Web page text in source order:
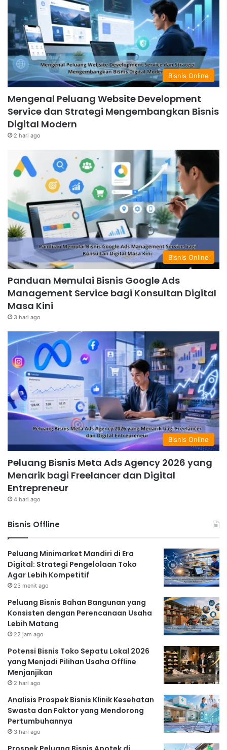
Bisnis Online
Mengenal Peluang Website Development
Service dan Strategi Mengembangkan Bisnis
Digital Modern
2 hari ago
Bisnis Online
Panduan Memulai Bisnis Google Ads
Management Service bagi Konsultan Digital
Masa Kini
3 hari ago
Bisnis Online
Peluang Bisnis Meta Ads Agency 2026 yang
Menarik bagi Freelancer dan Digital
Entrepreneur
4 hari ago
Bisnis Offline
Peluang Minimarket Mandiri di Era
Digital: Strategi Pengelolaan Toko
Agar Lebih Kompetitif
23 menit ago
Peluang Bisnis Bahan Bangunan yang
Konsisten dengan Perencanaan Usaha
Lebih Matang
22 jam ago
Potensi Bisnis Toko Sepatu Lokal 2026
yang Menjadi Pilihan Usaha Offline
Menjanjikan
2 hari ago
Analisis Prospek Bisnis Klinik Kesehatan
Swasta dan Faktor yang Mendorong
Pertumbuhannya
3 hari ago